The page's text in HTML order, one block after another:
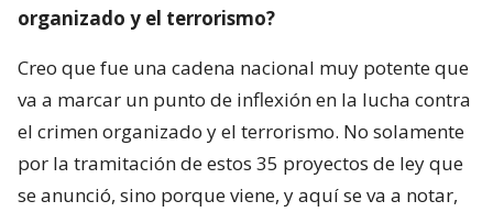
organizado y el terrorismo?
Creo que fue una cadena nacional muy potente que
va a marcar un punto de inflexión en la lucha contra
el crimen organizado y el terrorismo. No solamente
por la tramitación de estos 35 proyectos de ley que
se anunció, sino porque viene, y aquí se va a notar,